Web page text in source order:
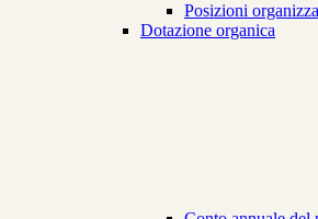
Posizioni
Dotazione organica